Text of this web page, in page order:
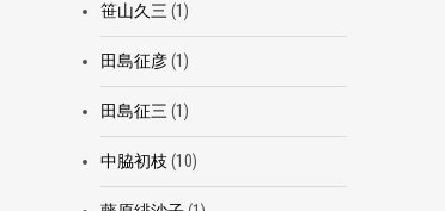
笹山久三 (1)
田島征彦(1)
田島征三 (1)
中脇初枝 (10)